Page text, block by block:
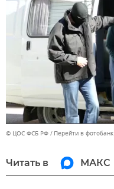
© ЦОС ФСБ РФ Перейти в фотобанк
Читать в МАКС